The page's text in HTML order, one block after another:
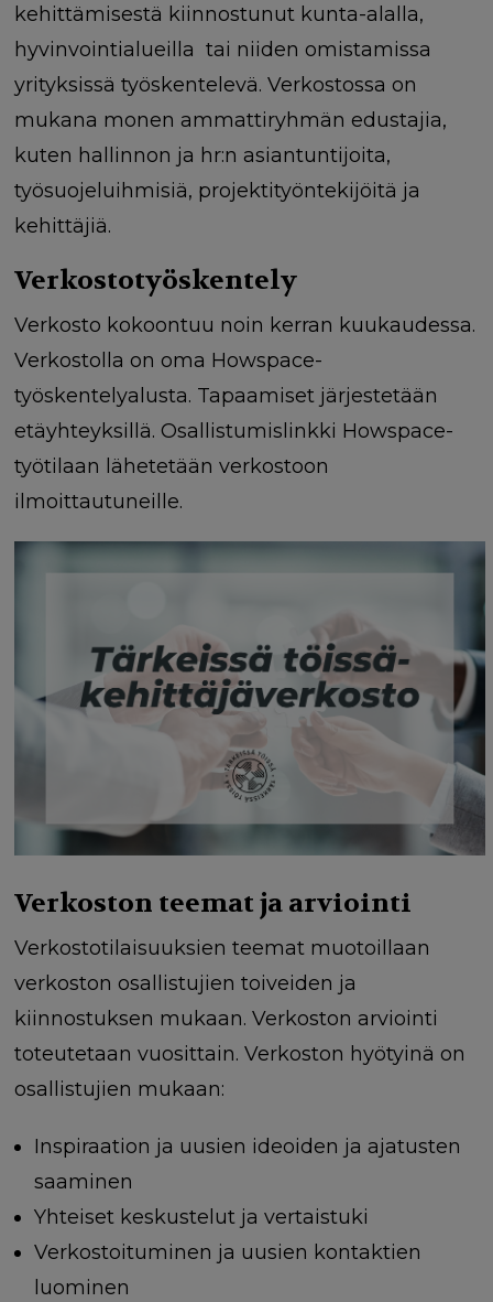
kehittämisestä kiinnostunut kunta-alalla,
hyvinvointialueilla tai niiden omistamissa
yrityksissä työskentelevä. Verkostossa on
mukana monen ammattiryhmän edustajia,
kuten hallinnon ja hr:n asiantuntijoita,
työsuojeluihmisiä, projektityöntekijöitä ja
kehittäjiä.
Verkostotyöskentely
Verkosto kokoontuu noin kerran kuukaudessa.
Verkostolla on oma Howspace-
työskentelyalusta. Tapaamiset järjestetään
etäyhteyksillä. Osallistumislinkki Howspace-
työtilaan lähetetään verkostoon
ilmoittautuneille.
Verkoston teemat ja arviointi
Verkostotilaisuuksien teemat muotoillaan
verkoston osallistujien toiveiden ja
kiinnostuksen mukaan. Verkoston arviointi
toteutetaan vuosittain. Verkoston hyötyinä on
osallistujien mukaan:
Inspiraation ja uusien ideoiden ja ajatusten
saaminen
Yhteiset keskustelut ja vertaistuki
Verkostoituminen ja uusien kontaktien
luominen